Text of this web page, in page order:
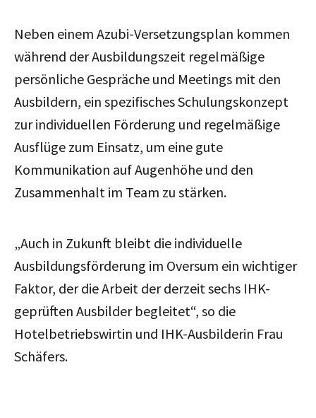
Neben einem Azubi-Versetzungsplan kommen
während der Ausbildungszeit regelmäßige
persönliche Gespräche und Meetings mit den
Ausbildern, ein spezifisches Schulungskonzept
zur individuellen Förderung und regelmäßige
Ausflüge zum Einsatz, um eine gute
Kommunikation auf Augenhöhe und den
Zusammenhalt im Team zu stärken.
„Auch in Zukunft bleibt die individuelle
Ausbildungsförderung im Oversum ein wichtiger
Faktor, der die Arbeit der derzeit sechs IHK-
geprüften Ausbilder begleitet“, so die
Hotelbetriebswirtin und IHK-Ausbilderin Frau
Schäfers.